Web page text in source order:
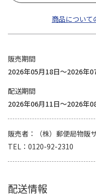
商品について
販売期間
2026年05月18日～2026年
配送期間
2026年06月11日～2026年
販売者
（株）郵便局物販
TEL
0120-92-2310
配送情報